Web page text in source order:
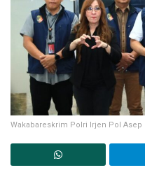
Wakabareskrim Polri Irjen Pol Asep